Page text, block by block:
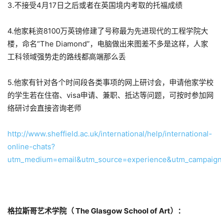
3.不接受4月17日之后或者在英国境内考取的托福成绩
4.他家耗资8100万英镑修建了号称最为先进现代的工程学院大
楼，命名“The Diamond”，电脑做出来图差不多是这样，人家
工科领域强势走的路线都高端那么丢
5.他家有针对各个时间段各类事项的网上研讨会，申请他家学校
的学生若在住宿、visa申请、兼职、抵达等问题，可按时参加网
络研讨会直接咨询老师
http://www.sheffield.ac.uk/international/help/international-
online-chats?
格拉斯哥艺术学院（ The Glasgow School of Art）：